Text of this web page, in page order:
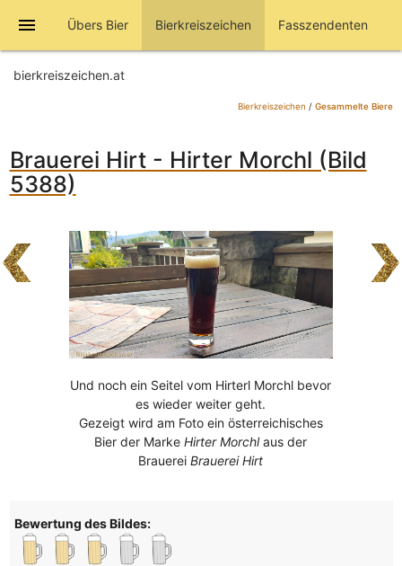
menu Übers Bier Bierkreiszeichen Fasszendenten
bierkreiszeichen.at
Bierkreiszeichen / Gesammelte Biere
Brauerei Hirt - Hirter Morchl (Bild
5388)
Und noch ein Seitel vom Hirterl Morchl bevor
es wieder weiter geht.
Gezeigt wird am Foto ein österreichisches
Bier der MarkeHirter Morchlaus der
BrauereiBrauerei Hirt
Bewertung des Bildes: